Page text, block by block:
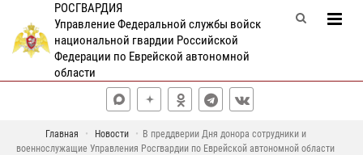
РОСГВАРДИЯ
Управление Федеральной службы войск
национальной гвардии Российской
Федерации по Еврейской автономной
области
Главная Новости
В преддверии Дня донора сотрудники и
военнослужащие Управления Росгвардии по Еврейской автономной области